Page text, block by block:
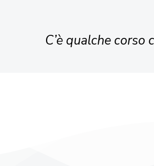
C’è qualche